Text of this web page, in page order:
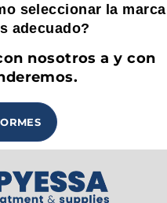
seleccionar la marca
adecuado?
nosotros a y con